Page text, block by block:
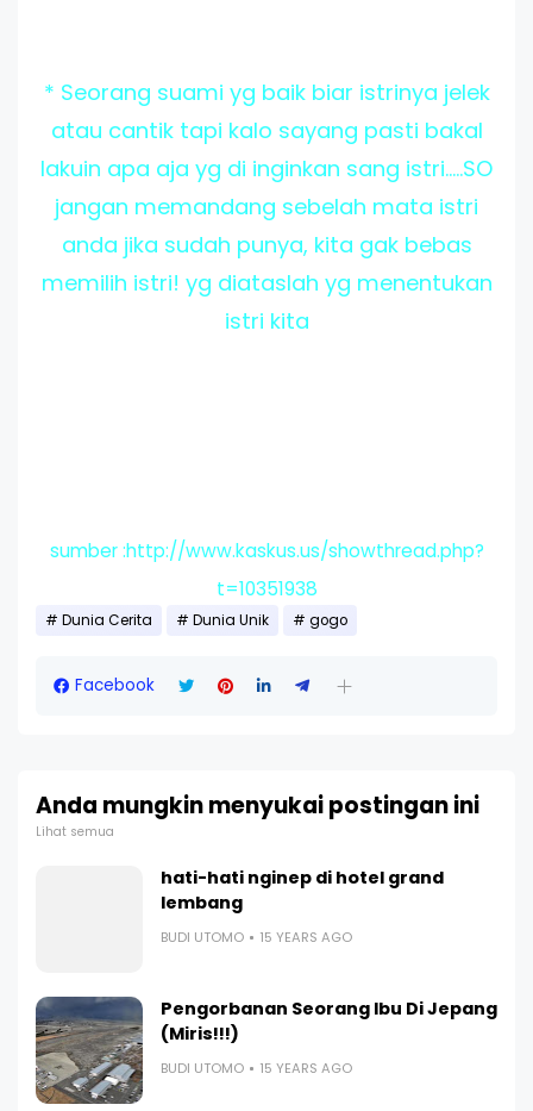
* Seorang suami yg baik biar istrinya jelek
atau cantik tapi kalo sayang pasti bakal
lakuin apa aja yg di inginkan sang istri.....SO
jangan memandang sebelah mata istri
anda jika sudah punya, kita gak bebas
memilih istri! yg diataslah yg menentukan
istri kita
sumber :http://www.kaskus.us/showthread.php?
t=10351938
Dunia Cerita Dunia Unik gogo
Facebook
Anda mungkin menyukai postingan ini
Lihat semua
hati-hati nginep di hotel grand
lembang
BUDI UTOMO 15 YEARS AGO
Pengorbanan Seorang Ibu Di Jepang
(Miris!!!)
BUDI UTOMO 15 YEARS AGO